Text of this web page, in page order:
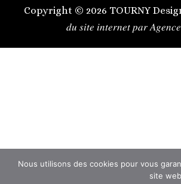
Copyright © 2026 TOURNY Design
𝑑𝑢 𝑠𝑖𝑡𝑒 𝑖𝑛𝑡𝑒𝑟𝑛𝑒𝑡 𝑝𝑎𝑟
Nous utilisons des cookies pour vous
site